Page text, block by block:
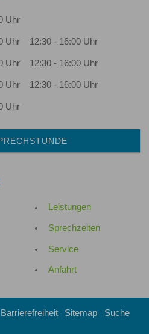
Uhr
Uhr 12:30 - 16:00 Uhr
Uhr 12:30 - 16:00 Uhr
Uhr 12:30 - 16:00 Uhr
Uhr
Leistungen
Sprechzeiten
Service
Anfahrt
Barrierefreiheit Sitemap Suche